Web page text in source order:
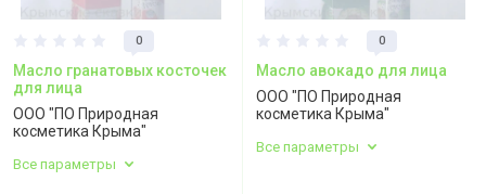
0
Масло гранатовых косточек
для лица
ООО "ПО Природная
косметика Крыма"
Все параметры
0
Масло авокадо для лица
ООО "ПО Природная
косметика Крыма"
Все параметры